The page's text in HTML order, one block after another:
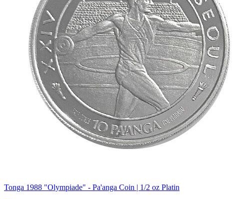
Tonga 1988 "Olympiade" - Pa'anga Coin | 1/2 oz Platin